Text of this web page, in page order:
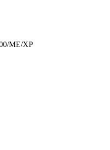
ME/XP